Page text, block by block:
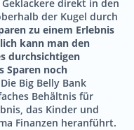
direkt in den
der Kugel durch
zu einem Erlebnis
kann man den
durchsichtigen
Sparen noch
Die Big Belly Bank
Behältnis für
das Kinder und
Finanzen heranführt.